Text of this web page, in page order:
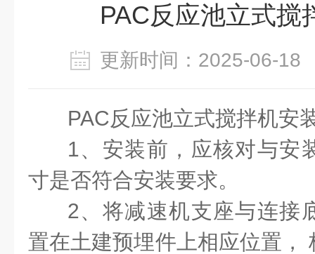
PAC反应池立式搅
更新时间：2025-06-
PAC反应池立式搅拌机安
1、安装前，应核对与安
寸是否符合安装要求。
2、将减速机支座与连接
置在土建预埋件上相应位置，